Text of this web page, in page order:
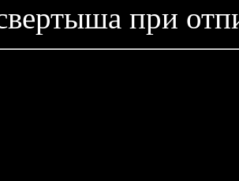
при